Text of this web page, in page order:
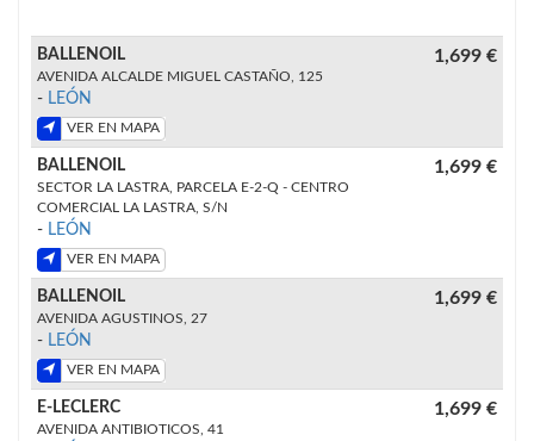
BALLENOIL
AVENIDA ALCALDE MIGUEL CASTAÑO, 125
- LEÓN
VER EN MAPA
1,699 €
BALLENOIL
SECTOR LA LASTRA, PARCELA E-2-Q - CENTRO
COMERCIAL LA LASTRA, S/N
- LEÓN
VER EN MAPA
1,699 €
BALLENOIL
AVENIDA AGUSTINOS, 27
- LEÓN
VER EN MAPA
1,699 €
E-LECLERC
AVENIDA ANTIBIOTICOS, 41
1,699 €